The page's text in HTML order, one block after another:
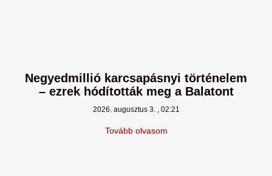
Negyedmillió karcsapásnyi történelem
– ezrek hódították meg a Balatont
2026. augusztus 3. 02:21
Tovább olvasom